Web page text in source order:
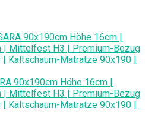
90x190cm Höhe 16cm |
| Mittelfest H3 | Premium-Bezug
| Kaltschaum-Matratze 90x190 |